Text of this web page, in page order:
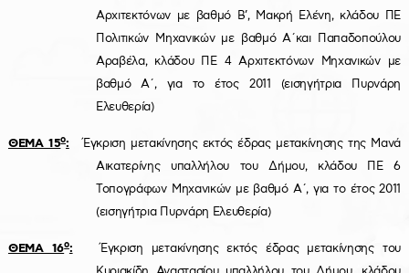
Αρχιτεκτόνων με βαθμό Β’, Μακρή Ελένη, κλάδου ΠΕ
Πολιτικών Μηχανικών με βαθμό Α΄και Παπαδοπούλου
Αραβέλα, κλάδου ΠΕ 4 Αρχιτεκτόνων Μηχανικών με
βαθμό Α΄, για το έτος 2011 (εισηγήτρια Πυρνάρη
Ελευθερία)
ΘΕΜΑ 15ο:
Έγκριση μετακίνησης εκτός έδρας μετακίνησης της Μανά
Αικατερίνης υπαλλήλου του Δήμου, κλάδου ΠΕ 6
Τοπογράφων Μηχανικών με βαθμό Α΄, για το έτος 2011
(εισηγήτρια Πυρνάρη Ελευθερία)
ΘΕΜΑ 16ο:
Έγκριση μετακίνησης εκτός έδρας μετακίνησης του